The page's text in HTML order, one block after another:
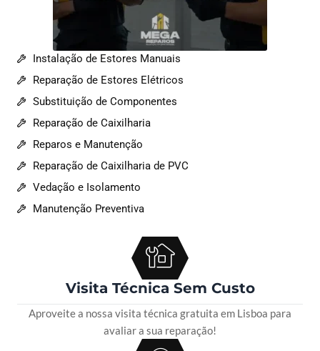
Instalação de Estores Manuais
Reparação de Estores Elétricos
Substituição de Componentes
Reparação de Caixilharia
Reparos e Manutenção
Reparação de Caixilharia de PVC
Vedação e Isolamento
Manutenção Preventiva
Visita Técnica Sem Custo
Aproveite a nossa visita técnica gratuita em Lisboa para
avaliar a sua reparação!